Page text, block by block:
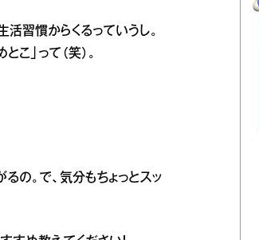
活習慣からくるっていうし。
」って（笑）。
の。で、気分もちょっとスッ